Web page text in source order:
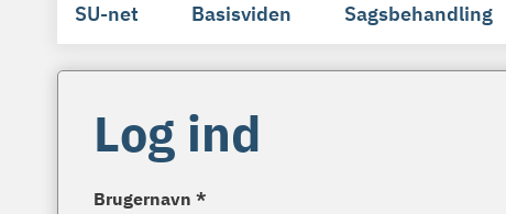
SU-net Basisviden Sagsbehandling
Log ind
Brugernavn *